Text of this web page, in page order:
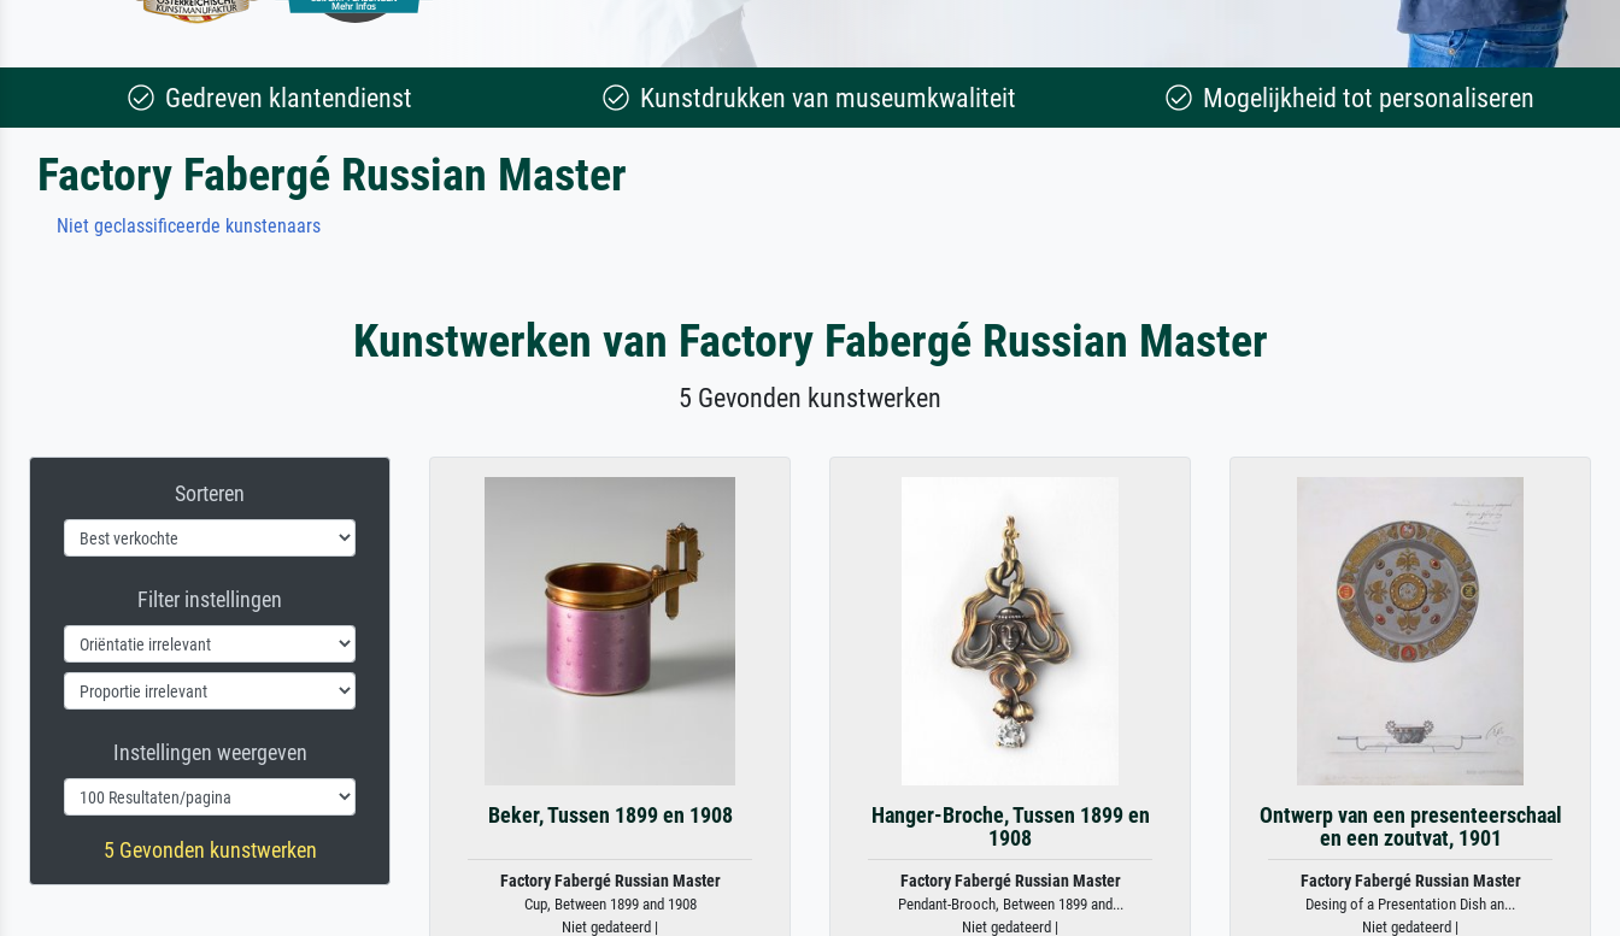
Gedreven klantendienst Kunstdrukken van museumkwaliteit Mogelijkheid tot personaliseren
Factory Fabergé Russian Master
Niet geclassificeerde kunstenaars
Kunstwerken van Factory Fabergé Russian Master
5 Gevonden kunstwerken
Sorteren
Filter instellingen
Instellingen weergeven
5 Gevonden kunstwerken
Beker, Tussen 1899 en 1908
Factory Fabergé Russian Master
Cup, Between 1899 and 1908
Niet gedateerd |
Hanger-Broche, Tussen 1899 en
1908
Factory Fabergé Russian Master
Pendant-Brooch, Between 1899 and...
Niet gedateerd |
Ontwerp van een presenteerschaal
en een zoutvat, 1901
Factory Fabergé Russian Master
Desing of a Presentation Dish an...
Niet gedateerd |